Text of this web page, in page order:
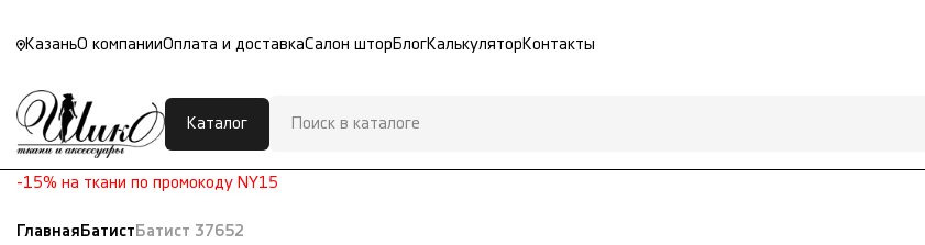
КазаньО компанииОплата и доставкаСалон штор БлогКалькулятор Контакты
Каталог
-15% на ткани по промокоду NY15
Главная Батист Батист 37652